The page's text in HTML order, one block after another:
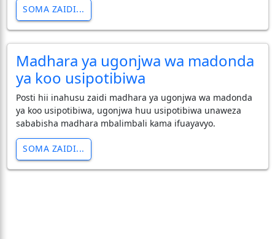
SOMA ZAIDI...
Madhara ya ugonjwa wa madonda
ya koo usipotibiwa
Posti hii inahusu zaidi madhara ya ugonjwa wa madonda
ya koo usipotibiwa, ugonjwa huu usipotibiwa unaweza
sababisha madhara mbalimbali kama ifuayavyo.
SOMA ZAIDI...